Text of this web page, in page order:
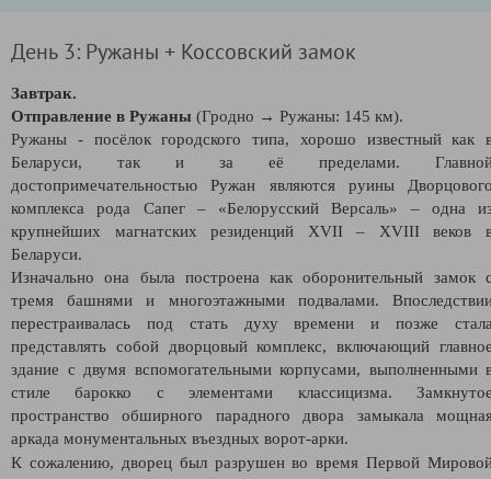
День 3: Ружаны + Коссовский замок
Завтрак.
Отправление в Ружаны (Гродно → Ружаны: 145 км).
Ружаны - посёлок городского типа, хорошо известный как
Беларуси, так и за её пределами.
достопримечательностью Ружан являются руины
комплекса рода Сапег – «Белорусский Версаль» – одна
крупнейших магнатских резиденций XVII – XVIII веков
Беларуси.
Изначально она была построена как оборонительный замок
тремя башнями и многоэтажными подвалами.
перестраивалась под стать духу времени и позже
представлять собой дворцовый комплекс, включающий
здание с двумя вспомогательными корпусами, выполненными
стиле барокко с элементами классицизма.
пространство обширного парадного двора замыкала
аркада монументальных въездных ворот-арки.
К сожалению, дворец был разрушен во время Первой